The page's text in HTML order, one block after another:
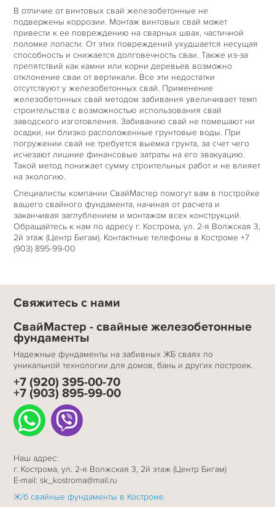
В отличие от винтовых свай железобетонные не
подвержены коррозии. Монтаж винтовых свай может
привести к ее повреждению на сварных швах, частичной
поломке лопасти. От этих повреждений ухудшается несущая
способность и снижается долговечность сваи. Также из-за
препятствий как камни или корни деревьев возможно
отклонение сваи от вертикали. Все эти недостатки
отсутствуют у железобетонных свай. Применение
железобетонных свай методом забивания увеличивает темп
строительства с возможностью использования свай
заводского изготовления. Забиванию свай не помешают ни
осадки, ни близко расположенные грунтовые воды. При
погружении свай не требуется выемка грунта, за счет чего
исчезают лишние финансовые затраты на его эвакуацию.
Такой метод понижает сумму строительных работ и не влияет
на экологию.
Специалисты компании СвайМастер помогут вам в постройке
вашего свайного фундамента, начиная от расчета и
заканчивая заглублением и монтажом всех конструкций.
Обращайтесь к нам по адресу г. Кострома, ул. 2-я Волжская 3,
2й этаж (Центр Бигам). Контактные телефоны в Костроме +7
(903) 895-99-00
Свяжитесь с нами
СвайМастер - свайные железобетонные
фундаменты
Надежные фундаменты на забивных ЖБ сваях по
уникальной технологии для домов, бань и других построек.
+7 (920) 395-00-70
+7 (903) 895-99-00
Наш адрес:
г. Кострома, ул. 2-я Волжская 3, 2й этаж (Центр Бигам)
E-mail: sk_kostroma@mail.ru
Ж/б свайные фундаменты в Костроме